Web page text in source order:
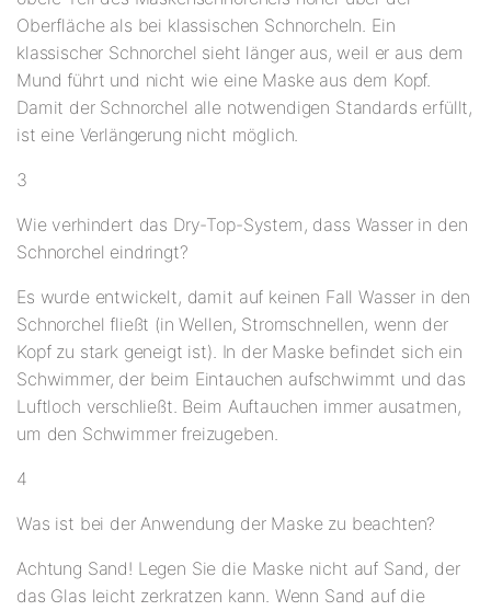
Oberfläche als bei klassischen Schnorcheln. Ein
klassischer Schnorchel sieht länger aus, weil er aus dem
Mund führt und nicht wie eine Maske aus dem Kopf.
Damit der Schnorchel alle notwendigen Standards erfüllt,
ist eine Verlängerung nicht möglich.
3
Wie verhindert das Dry-Top-System, dass Wasser in den
Schnorchel eindringt?
Es wurde entwickelt, damit auf keinen Fall Wasser in den
Schnorchel fließt (in Wellen, Stromschnellen, wenn der
Kopf zu stark geneigt ist). In der Maske befindet sich ein
Schwimmer, der beim Eintauchen aufschwimmt und das
Luftloch verschließt. Beim Auftauchen immer ausatmen,
um den Schwimmer freizugeben.
4
Was ist bei der Anwendung der Maske zu beachten?
Achtung Sand! Legen Sie die Maske nicht auf Sand, der
das Glas leicht zerkratzen kann. Wenn Sand auf die